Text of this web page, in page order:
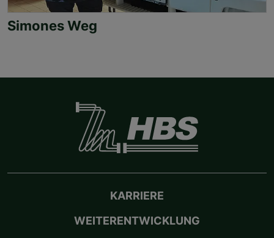
Simones Weg
KARRIERE
WEITERENTWICKLUNG